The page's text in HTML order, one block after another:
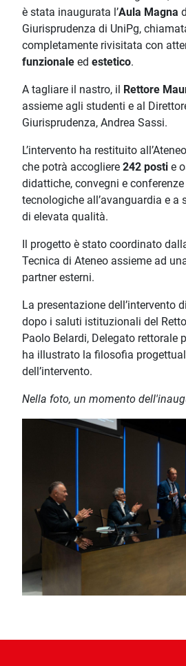
è stata inaugurata l’Aula Magna
Giurisprudenza di UniPg,
completamente rivisitata con
funzionale ed estetico.
A tagliare il nastro, il Rettore
assieme agli studenti e al
Giurisprudenza, Andrea Sassi.
L’intervento ha restituito
che potrà accogliere 242 posti e
didattiche, convegni e
tecnologiche all’avanguardia e a
di elevata qualità.
Il progetto è stato coordinato
Tecnica di Ateneo assieme ad
partner esterni.
La presentazione dell’intervento
dopo i saluti istituzionali del
Paolo Belardi, Delegato rettorale
ha illustrato la filosofia
dell’intervento.
Nella foto, un momento